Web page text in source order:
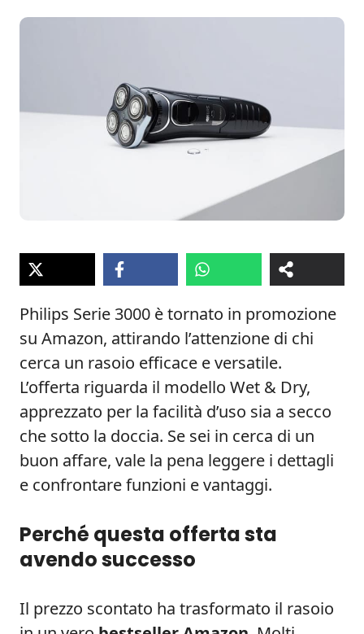
Philips Serie 3000 è tornato in promozione
su Amazon, attirando l’attenzione di chi
cerca un rasoio efficace e versatile.
L’offerta riguarda il modello Wet & Dry,
apprezzato per la facilità d’uso sia a secco
che sotto la doccia. Se sei in cerca di un
buon affare, vale la pena leggere i dettagli
e confrontare funzioni e vantaggi.
Perché questa offerta sta
avendo successo
Il prezzo scontato ha trasformato il rasoio